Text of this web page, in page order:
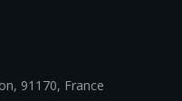
91170, France